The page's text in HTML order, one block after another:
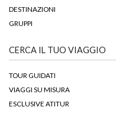
DESTINAZIONI
GRUPPI
CERCA IL TUO VIAGGIO
TOUR GUIDATI
VIAGGI SU MISURA
ESCLUSIVE ATITUR